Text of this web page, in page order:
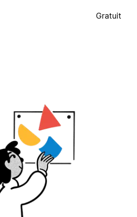
Gratuit